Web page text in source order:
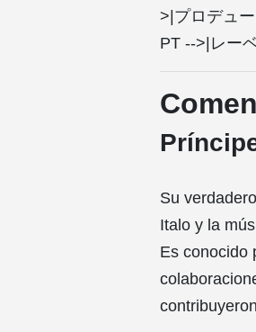
>|プロデュ
PT -->|レー
Su
Italo y la
Es conocido